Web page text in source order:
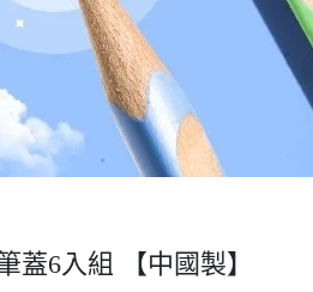
蓋6入組 【中國製】